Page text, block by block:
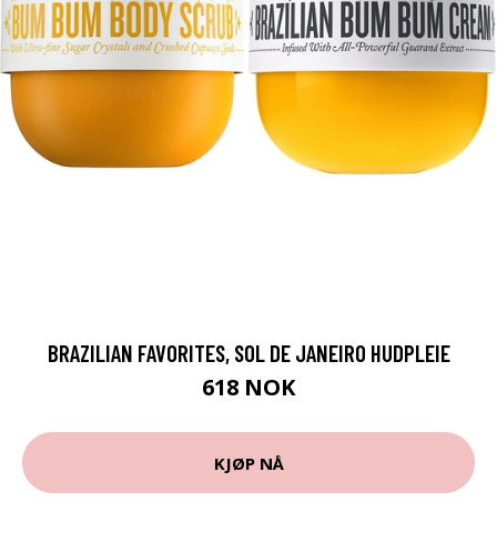
BRAZILIAN FAVORITES, SOL DE JANEIRO HUDPLEIE
618 NOK
KJØP NÅ